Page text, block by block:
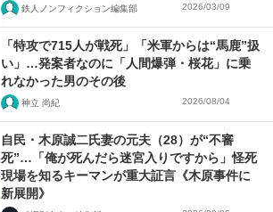
鉄人ノンフィクション編集部 2026/03/09
「特攻で715人が戦死」「米軍からは“馬鹿”扱
い」…発案者なのに「人間爆弾・桜花」に乗
れなかった男のその後
神立 尚紀 2026/08/04
自民・木原誠二氏妻の元夫（28）が“不審
死”…「俺が死んだら迷宮入りですから」怪死
現場を知るキーマンが重大証言《木原事件に
新展開》